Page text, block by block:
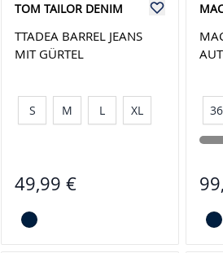
TOM TAILOR DENIM
TTADEA BARREL JEANS
MIT GÜRTEL
S M L XL
49,99 €